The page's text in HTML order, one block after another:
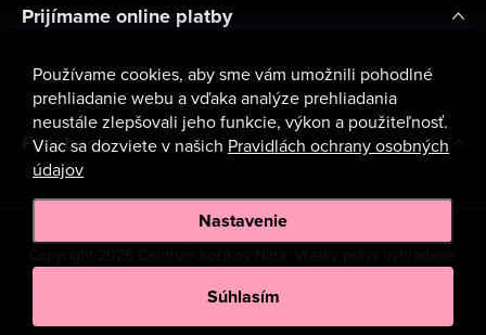
Používame cookies, aby sme vám umožnili pohodlné
prehliadanie webu a vďaka analýze prehliadania
neustále zlepšovali jeho funkcie, výkon a použiteľnosť.
Viac sa dozviete v našich Pravidlách ochrany osobných
údajov
Nastavenie
Súhlasím
Prijímame online platby
Facebook